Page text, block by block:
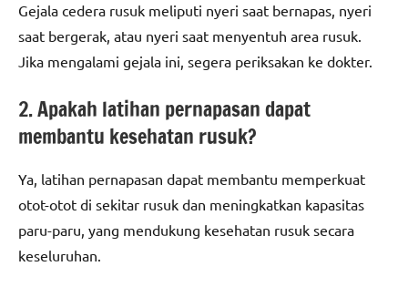
Gejala cedera rusuk meliputi nyeri saat bernapas, nyeri
saat bergerak, atau nyeri saat menyentuh area rusuk.
Jika mengalami gejala ini, segera periksakan ke dokter.
2. Apakah latihan pernapasan dapat
membantu kesehatan rusuk?
Ya, latihan pernapasan dapat membantu memperkuat
otot-otot di sekitar rusuk dan meningkatkan kapasitas
paru-paru, yang mendukung kesehatan rusuk secara
keseluruhan.